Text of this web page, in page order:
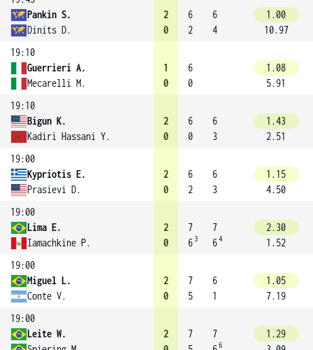
Pankin S.
Dinits D.
2
0
6
2
6
4
1.00
10.97
19:10
Guerrieri A.
Mecarelli M.
1
0
6
0
1.08
5.91
19:10
Bigun K.
Kadiri Hassani Y.
2
0
6
0
6
3
1.43
2.51
19:00
Kypriotis E.
Prasievi D.
2
0
6
2
6
3
1.15
4.50
19:00
Lima E.
Iamachkine P.
2
0
7
6 3
7
64
2.30
1.52
19:00
Miguel L.
Conte V.
2
0
7
5
6
1
1.05
7.19
19:00
Leite W.
2
7
7
6
1.29